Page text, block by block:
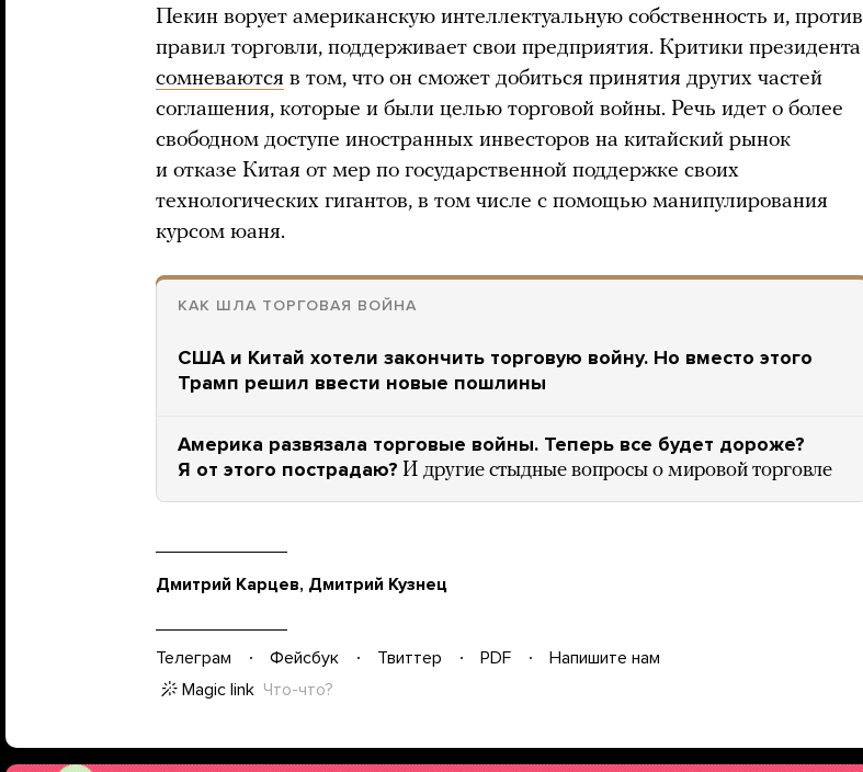
Пекин ворует американскую интеллектуальную собственность и, против
правил торговли, поддерживает свои предприятия. Критики президента
сомневаются в том, что он сможет добиться принятия других частей
соглашения, которые и были целью торговой войны. Речь идет о более
свободном доступе иностранных инвесторов на китайский рынок
и отказе Китая от мер по государственной поддержке своих
технологических гигантов, в том числе с помощью манипулирования
курсом юаня.
КАК ШЛА ТОРГОВАЯ ВОЙНА
США и Китай хотели закончить торговую войну. Но вместо этого
Трамп решил ввести новые пошлины
Америка развязала торговые войны. Теперь все будет дороже?
Я от этого пострадаю? И другие стыдные вопросы о мировой торговле
Дмитрий Карцев, Дмитрий Кузнец
Телеграм Фейсбук Твиттер PDF
Напишите нам
Magic link Что-что?